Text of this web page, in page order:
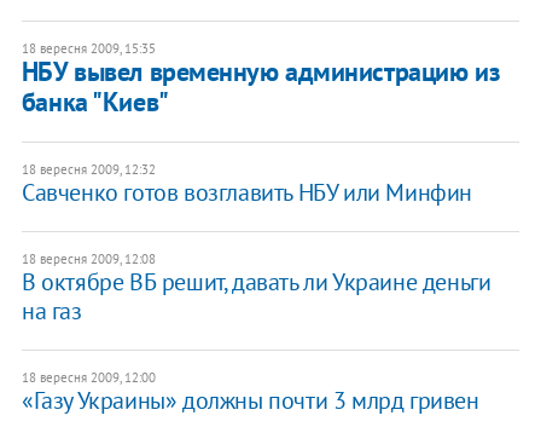
18 вересня 2009, 15:35
НБУ вывел временную администрацию из
банка "Киев"
18 вересня 2009, 12:32
Савченко готов возглавить НБУ или Минфин
18 вересня 2009, 12:08
В октябре ВБ решит, давать ли Украине деньги
на газ
18 вересня 2009, 12:00
«Газу Украины» должны почти 3 млрд гривен